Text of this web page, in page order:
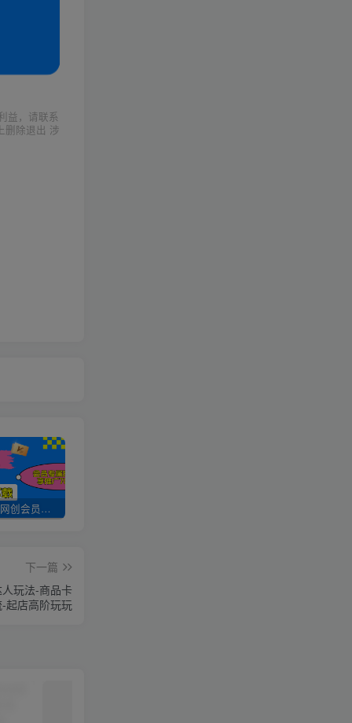
益，请联系
删除退出 涉
加入UU云网创会员，全站资源免费学习。
下一篇
玩法-商品卡
-起店高阶玩玩